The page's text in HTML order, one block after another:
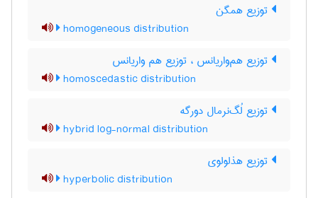
توزیع همگن
homogeneous distribution
توزیع هم‌واریانس ، توزیع هم واریانس
homoscedastic distribution
توزیع لُگ‌نرمال دورگه
hybrid log-normal distribution
توزیع هذلولوی
hyperbolic distribution